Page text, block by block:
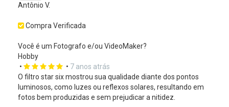
Antônio V.
Compra Verificada
Você é um Fotografo e/ou VideoMaker?
Hobby
•
• 7 anos atrás
O filtro star six mostrou sua qualidade diante dos pontos
luminosos, como luzes ou reflexos solares, resultando em
fotos bem produzidas e sem prejudicar a nitidez.